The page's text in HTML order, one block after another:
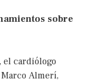
sobre
el cardiólogo
Almerí,